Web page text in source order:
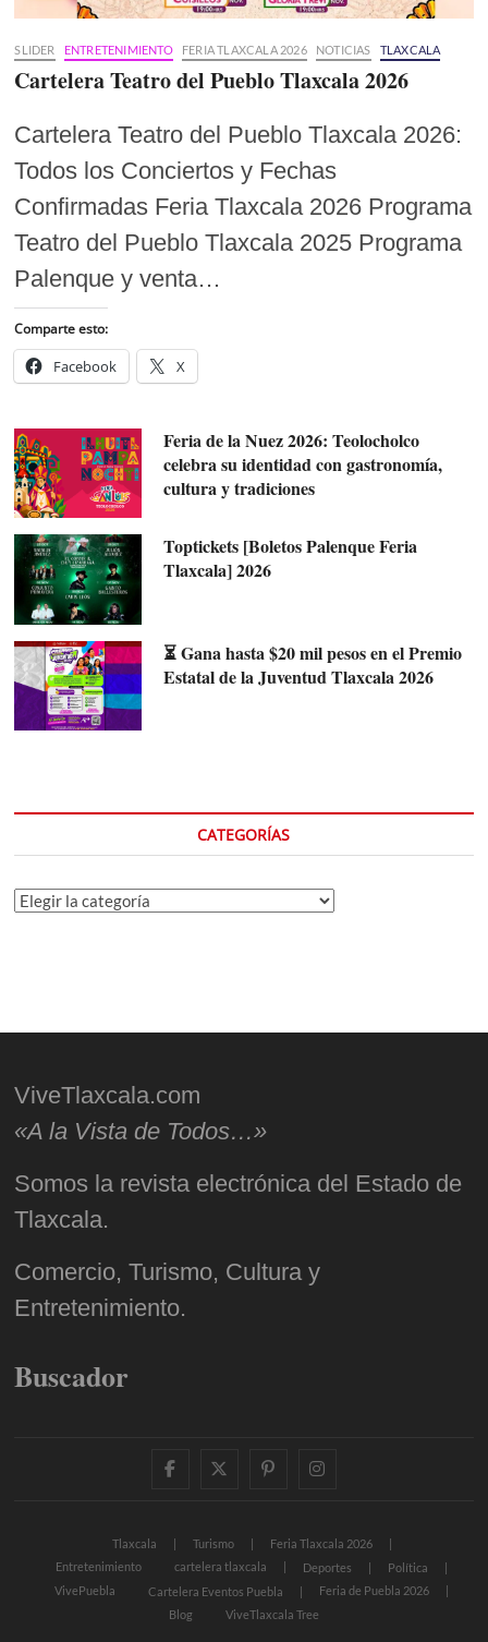
SLIDER ENTRETENIMIENTO FERIA TLAXCALA 2026 NOTICIAS TLAXCALA
Cartelera Teatro del Pueblo Tlaxcala 2026
Cartelera Teatro del Pueblo Tlaxcala 2026:
Todos los Conciertos y Fechas
Confirmadas Feria Tlaxcala 2026 Programa
Teatro del Pueblo Tlaxcala 2025 Programa
Palenque y venta…
Comparte esto:
Facebook X
Feria de la Nuez 2026: Teolocholco
celebra su identidad con gastronomía,
cultura y tradiciones
Toptickets [Boletos Palenque Feria
Tlaxcala] 2026
⏳ Gana hasta $20 mil pesos en el Premio
Estatal de la Juventud Tlaxcala 2026
CATEGORÍAS
Categorías
ViveTlaxcala.com
«A la Vista de Todos…»
Somos la revista electrónica del Estado de
Tlaxcala.
Comercio, Turismo, Cultura y
Entretenimiento.
Buscador
facebooktwitter
pinterestinstagram
Tlaxcala Turismo
Feria Tlaxcala 2026
Entretenimiento
cartelera tlaxcala Deportes
Política
VivePuebla
Cartelera Eventos Puebla
Feria de Puebla 2026
Blog
ViveTlaxcala Tree